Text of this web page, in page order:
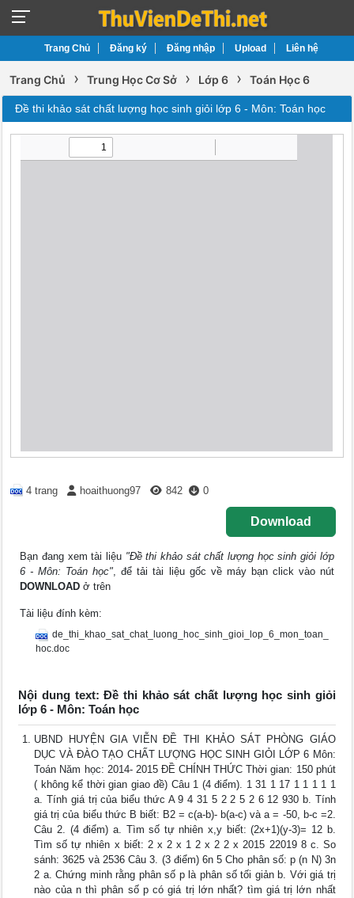
Trang Chủ Đăng ký Đăng nhập Upload Liên hệ
Trang Chủ › Trung Học Cơ Sở › Lớp 6 › Toán Học 6
Đề thi khảo sát chất lượng học sinh giỏi lớp 6 - Môn: Toán học
4 trang hoaithuong97 842 0
Download
Bạn đang xem tài liệu "Đề thi khảo sát chất lượng học sinh giỏi lớp
6 - Môn: Toán học", để tải tài liệu gốc về máy bạn click vào nút
DOWNLOAD ở trên
Tài liệu đính kèm:
de_thi_khao_sat_chat_luong_hoc_sinh_gioi_lop_6_mon_toan_
hoc.doc
Nội dung text: Đề thi khảo sát chất lượng học sinh giỏi
lớp 6 - Môn: Toán học
UBND HUYỆN GIA VIỄN ĐỀ THI KHẢO SÁT PHÒNG GIÁO
DỤC VÀ ĐÀO TẠO CHẤT LƯỢNG HỌC SINH GIỎI LỚP 6 Môn:
Toán Năm học: 2014- 2015 ĐỀ CHÍNH THỨC Thời gian: 150 phút
( không kể thời gian giao đề) Câu 1 (4 điểm). 1 31 1 17 1 1 1 1 1
a. Tính giá trị của biểu thức A 9 4 31 5 2 2 5 2 6 12 930 b. Tính
giá trị của biểu thức B biết: B2 = c(a-b)- b(a-c) và a = -50, b-c =2.
Câu 2. (4 điểm) a. Tìm số tự nhiên x,y biết: (2x+1)(y-3)= 12 b.
Tìm số tự nhiên x biết: 2 x 2 x 1 2 x 2 2 x 2015 22019 8 c. So
sánh: 3625 và 2536 Câu 3. (3 điểm) 6n 5 Cho phân số: p (n N) 3n
2 a. Chứng minh rằng phân số p là phân số tối giản b. Với giá trị
nào của n thì phân số p có giá trị lớn nhất? tìm giá trị lớn nhất